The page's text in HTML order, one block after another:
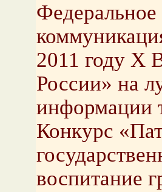
Федеральное
2011 году X
России» на
информации
Конкурс
воспитание